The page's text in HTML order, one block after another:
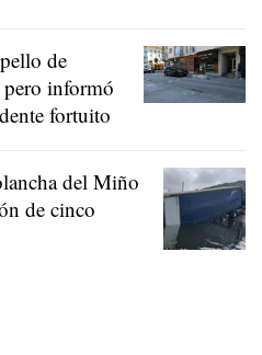
de
informó
fortuito
del Miño
de cinco